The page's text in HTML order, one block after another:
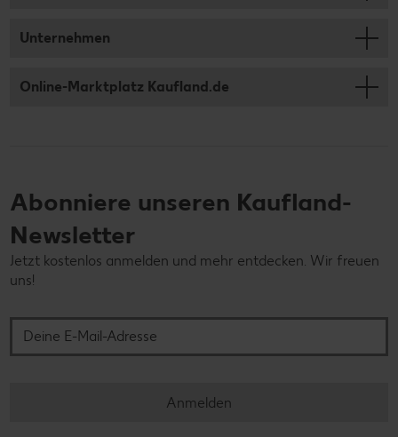
Unternehmen
Online-Marktplatz Kaufland.de
Abonniere unseren Kaufland-
Newsletter
Jetzt kostenlos anmelden und mehr entdecken. Wir freuen
uns!
Anmelden